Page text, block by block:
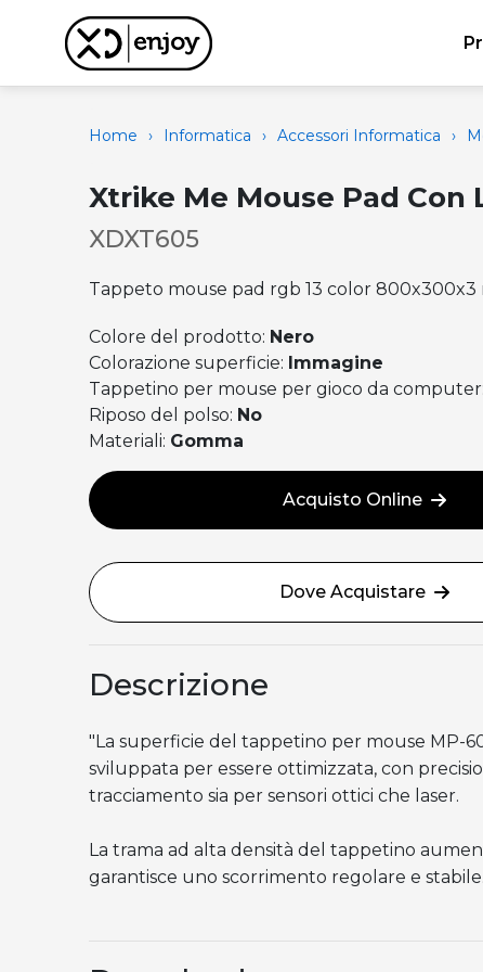
Home › Informatica › Accessori Informatica ›
Xtrike Me Mouse Pad Con
XDXT605
Tappeto mouse pad rgb 13 color 800x300x3
Colore del prodotto: Nero
Colorazione superficie: Immagine
Tappetino per mouse per gioco da computer:
Riposo del polso: No
Materiali: Gomma
Acquisto Online
Dove Acquistare
Descrizione
"La superficie del tappetino per mouse MP-
sviluppata per essere ottimizzata, con
tracciamento sia per sensori ottici che laser.
La trama ad alta densità del tappetino
garantisce uno scorrimento regolare e stabile.